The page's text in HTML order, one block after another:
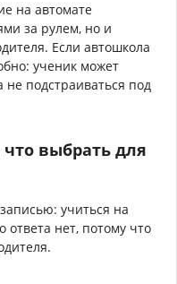
на автомате
за рулем, но и
Если автошкола
ученик может
подстраиваться под
выбрать для
учиться на
нет, потому что